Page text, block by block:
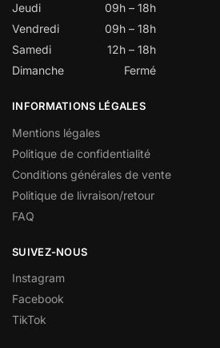
Jeudi
09h – 18h
Vendredi
09h – 18h
Samedi
12h – 18h
Dimanche
Fermé
INFORMATIONS LÉGALES
Mentions légales
Politique de confidentialité
Conditions générales de vente
Politique de livraison/retour
FAQ
SUIVEZ-NOUS
Instagram
Facebook
TikTok